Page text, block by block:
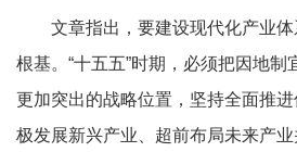
文章指出，要建设现代化产业体
根基。“十五五”时期，必须把因地制
更加突出的战略位置，坚持全面推
极发展新兴产业、超前布局未来产